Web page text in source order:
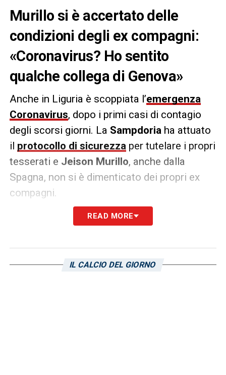
Murillo si è accertato delle
condizioni degli ex compagni:
«Coronavirus? Ho sentito
qualche collega di Genova»
Anche in Liguria è scoppiata l’emergenza
Coronavirus, dopo i primi casi di contagio
degli scorsi giorni. La Sampdoria ha attuato
il protocollo di sicurezza per tutelare i propri
tesserati e Jeison Murillo, anche dalla
Spagna, non si è dimenticato dei propri ex
compagni.
L’ex difensore blucerchiato, ora al Celta Vigo,
l’argomento:«Hoparlato con alcuni colleghi
di Genovae ovviamente la situazione è
READ MORE
IL CALCIO DEL GIORNO